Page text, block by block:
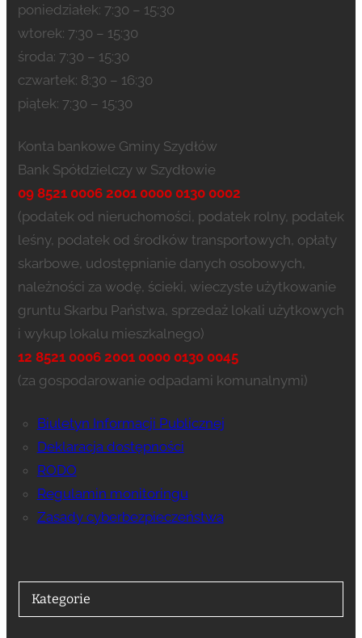
poniedziałek: 7:30 – 15:30
wtorek: 7:30 – 15:30
środa: 7:30 – 15:30
czwartek: 8:30 – 16:30
piątek: 7:30 – 15:30
Konta bankowe Gminy Szydłów
Bank Spółdzielczy w Szydłowie
09 8521 0006 2001 0000 0130 0002
(podatek od nieruchomości, podatek rolny, podatek
leśny, podatek od środków transportowych, opłaty
skarbowe, udostępnianie danych osobowych,
należności za wodę, ścieki, wieczyste użytkowanie
gruntu Skarbu Państwa, sprzedaż lokali użytkowych
i wykup lokalu mieszkalnego)
12 8521 0006 2001 0000 0130 0045
(za gospodarowanie odpadami komunalnymi)
Biuletyn Informacji Publicznej
Deklaracja dostępności
RODO
Regulamin monitoringu
Zasady cyberbezpieczeństwa
Kategorie